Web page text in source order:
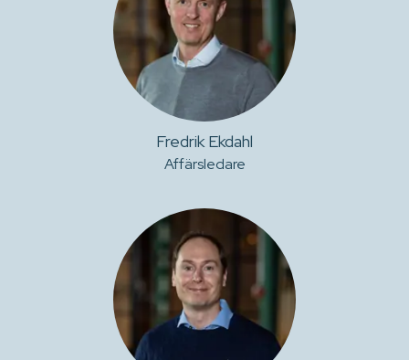
Fredrik Ekdahl
Affärsledare